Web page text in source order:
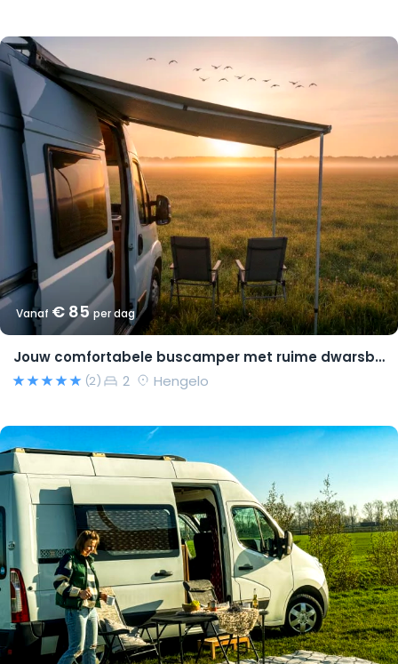
Vanaf € 85per dag
Jouw comfortabele buscamper met ruime dwarsbedden en natural look(s)!
(2) 2 Hengelo